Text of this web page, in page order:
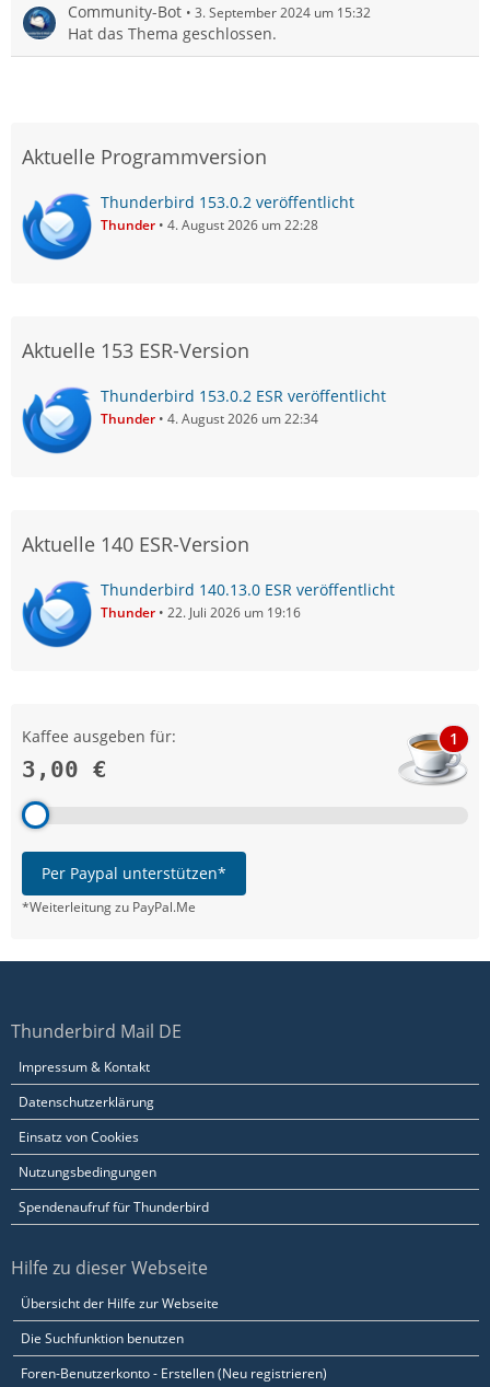
Community-Bot 3. September 2024 um 15:32
Hat das Thema geschlossen.
Aktuelle Programmversion
Thunderbird 153.0.2 veröffentlicht
Thunder 4. August 2026 um 22:28
Aktuelle 153 ESR-Version
Thunderbird 153.0.2 ESR veröffentlicht
Thunder 4. August 2026 um 22:34
Aktuelle 140 ESR-Version
Thunderbird 140.13.0 ESR veröffentlicht
Thunder 22. Juli 2026 um 19:16
Kaffee ausgeben für:
3,00 €
1
Per Paypal unterstützen*
*Weiterleitung zu PayPal.Me
Thunderbird Mail DE
Impressum & Kontakt
Datenschutzerklärung
Einsatz von Cookies
Nutzungsbedingungen
Spendenaufruf für Thunderbird
Hilfe zu dieser Webseite
Übersicht der Hilfe zur Webseite
Die Suchfunktion benutzen
Foren-Benutzerkonto - Erstellen (Neu registrieren)